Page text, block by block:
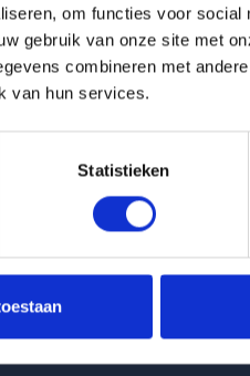
om functies voor social
gebruik van onze site met
combineren met
van hun services.
Statistieken
gevonden